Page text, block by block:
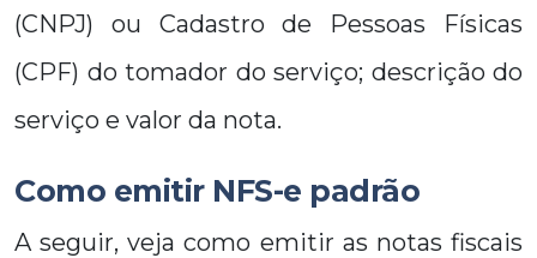
(CNPJ) ou Cadastro de Pessoas Físicas
(CPF) do tomador do serviço; descrição do
serviço e valor da nota.
Como emitir NFS-e padrão
A seguir, veja como emitir as notas fiscais